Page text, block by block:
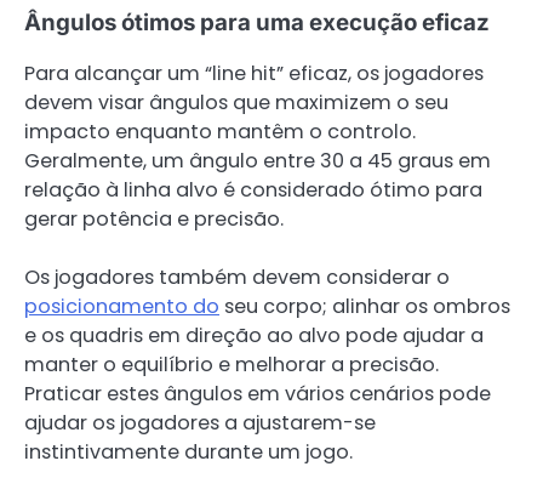
Ângulos ótimos para uma execução eficaz
Para alcançar um “line hit” eficaz, os jogadores
devem visar ângulos que maximizem o seu
impacto enquanto mantêm o controlo.
Geralmente, um ângulo entre 30 a 45 graus em
relação à linha alvo é considerado ótimo para
gerar potência e precisão.
Os jogadores também devem considerar o
posicionamento do seu corpo; alinhar os ombros
e os quadris em direção ao alvo pode ajudar a
manter o equilíbrio e melhorar a precisão.
Praticar estes ângulos em vários cenários pode
ajudar os jogadores a ajustarem-se
instintivamente durante um jogo.